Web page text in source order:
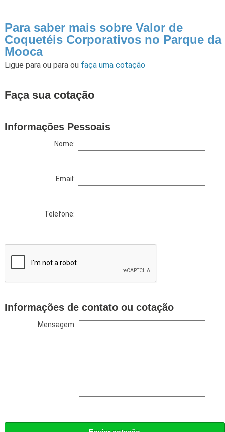
Para saber mais sobre Valor de
Coquetéis Corporativos no Parque da
Mooca
Ligue para ou para ou faça uma cotação
Faça sua cotação
Informações Pessoais
Nome:
Email:
Telefone:
Informações de contato ou cotação
Mensagem: